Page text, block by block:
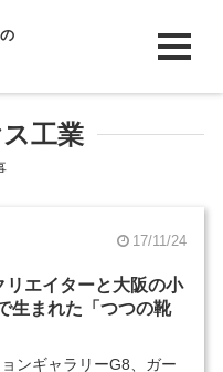
工業
17/11/24
リエイターと大阪の小
生まれた「つつの靴
ンギャラリーG8、ガー